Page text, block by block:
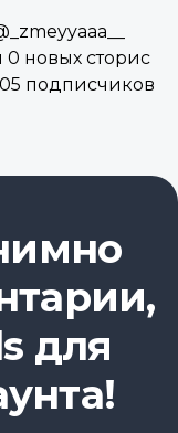
0 новых сторис
подписчиков
для